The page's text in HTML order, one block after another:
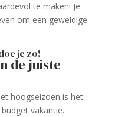
te maken! Je
om een geweldige
je zo!
de juiste
hoogseizoen is het
vakantie.